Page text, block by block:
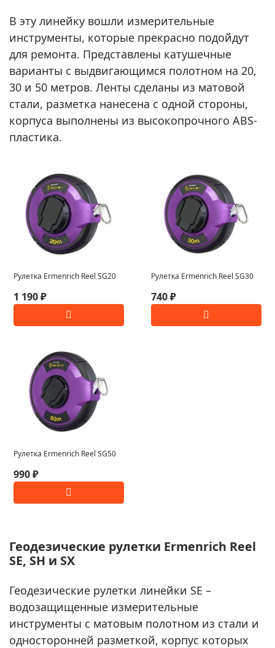
В эту линейку вошли измерительные
инструменты, которые прекрасно подойдут
для ремонта. Представлены катушечные
варианты с выдвигающимся полотном на 20,
30 и 50 метров. Ленты сделаны из матовой
стали, разметка нанесена с одной стороны,
корпуса выполнены из высокопрочного ABS-
пластика.
Рулетка Ermenrich Reel SG20
1 190 ₽
Рулетка Ermenrich Reel SG30
740 ₽
Рулетка Ermenrich Reel SG50
990 ₽
Геодезические рулетки Ermenrich Reel
SE, SH и SX
Геодезические рулетки линейки SE –
водозащищенные измерительные
инструменты с матовым полотном из стали и
односторонней разметкой, корпус которых